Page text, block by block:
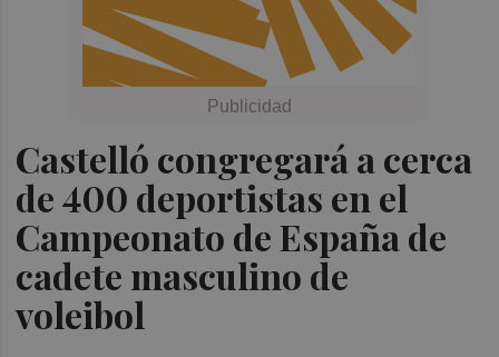
Castelló congregará a cerca
de 400 deportistas en el
Campeonato de España de
cadete masculino de
voleibol